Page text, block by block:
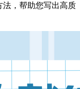
法，帮助您写出高质